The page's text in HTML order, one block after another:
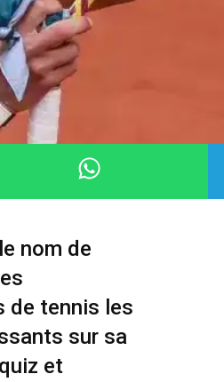
nom de
de tennis les
sur sa
et